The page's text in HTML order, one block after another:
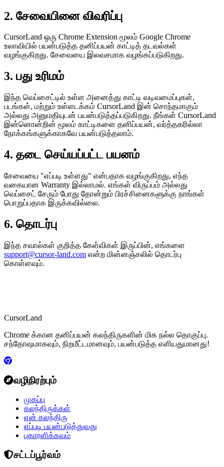
2. சேவையினை விவரிப்பு
CursorLand ஒரு Chrome Extension மூலம் Google Chrome
உலாவியில் பயன்படுத்த தனிப்பயன் காட்டித் தடவல்கள்
வழங்குகிறது. சேவையை இலவசமாக வழங்கப்படுகிறது.
3. பது உரிமம்
இந்த வெப்சைட்டில் உள்ள அனைத்து காட்டி வடிவமைப்புகள்,
படங்கள், மற்றும் உள்ளடக்கம் CursorLand இன் சொந்தமாகும்
அல்லது அனுமதியுடன் பயன்படுத்தப்படுகிறது. நீங்கள் CursorLand
இன்னொன்றின் மூலம் காட்டிகளை தனிப்பயன், வர்த்தகரில்லா
நோக்கங்களுக்காகவே பயன்படுத்தலாம்.
4. தடை செய்யப்பட்ட பயனம்
சேவையை "எப்படி உள்ளது" என்பதாக வழங்குகிறது, எந்த
வகையான Warranty இல்லாமல். எங்கள் விருப்பம் அல்லது
வெப்சைட் சேரும் போது தோன்றும் பிரச்சினைகளுக்கு நாங்கள்
பொறுப்பதாக இருக்கவில்லை.
6. தொடர்பு
இந்த சவால்கள் குறித்த கேள்விகள் இருப்பின், எங்களை
support@cursor-land.com என்ற மின்னஞ்சலில் தொடர்பு
கொள்ளவும்.
CursorLand
Chrome க்கான தனிப்பயன் கலந்திருகளின் மிக நல்ல தொகுப்பு.
சந்தோஷமாகவும், நிறமீட்டமானவும், பயன்படுத்த எளியதுமானது!
வழிநிரற்பும்
முகப்பு
கலந்திருக்கள்
என் கலந்திரு
எப்படி பயன்படுத்துவது
புகாரளிக்கவும்
சட்டப்பூர்வம்